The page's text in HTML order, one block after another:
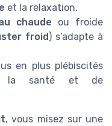
et la relaxation.
chaude ou froide
froid ) s’adapte à
en plus plébiscités
la santé et de
, vous misez sur une